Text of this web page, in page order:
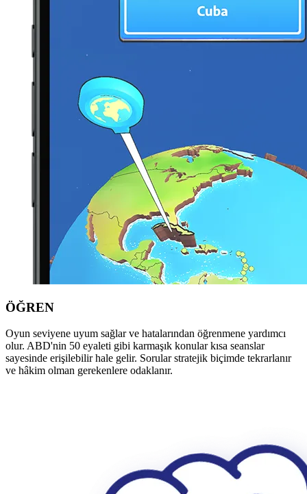
ÖĞREN
Oyun seviyene uyum sağlar ve hatalarından öğrenmene yardımcı
olur. ABD'nin 50 eyaleti gibi karmaşık konular kısa seanslar
sayesinde erişilebilir hale gelir. Sorular stratejik biçimde tekrarlanır
ve hâkim olman gerekenlere odaklanır.